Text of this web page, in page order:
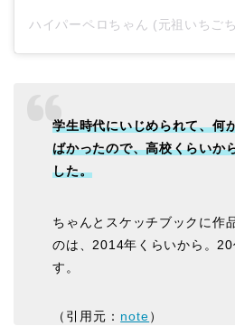
学生時代にいじめられて、何
ばかったので、高校くらいか
した。
ちゃんとスケッチブックに作
のは、2014年くらいから。20
す。
（引用元： note）